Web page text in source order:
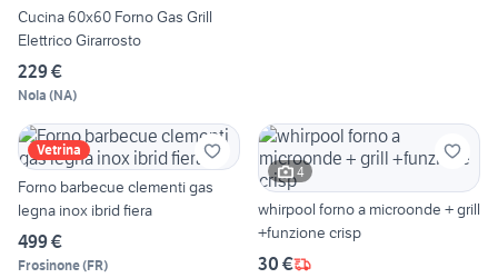
Cucina 60x60 Forno Gas Grill
Elettrico Girarrosto
229 €
Nola (NA)
Vetrina
Forno barbecue clementi gas
legna inox ibrid fiera
499 €
Frosinone(FR)
4
whirpool forno a microonde + grill
+funzione crisp
30 €